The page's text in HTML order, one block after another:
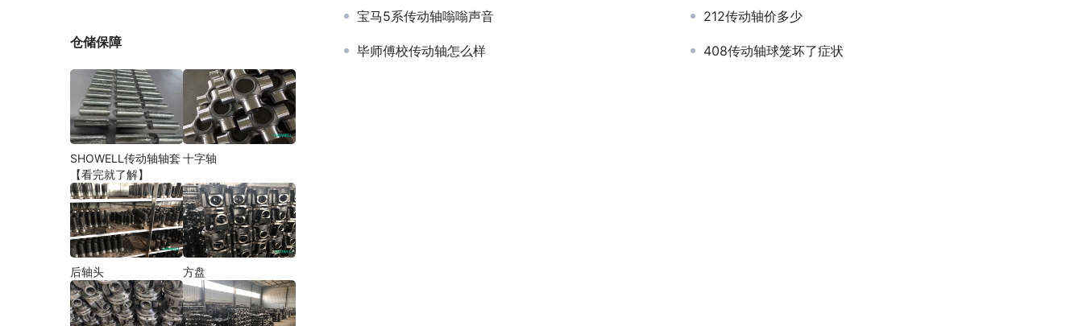
宝马5系传动轴嗡嗡声音 212传动轴价多少
毕师傅校传动轴怎么样 408传动轴球笼坏了症状
仓储保障
SHOWELL传动轴轴套
【看完就了解】
十字轴
后轴头 方盘